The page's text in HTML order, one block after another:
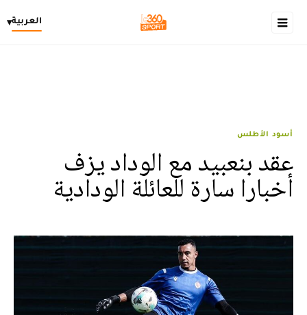
العربية▾
أسود الأطلس
عقد بنعبيد مع الوداد يزف
أخبارا سارة للعائلة الودادية